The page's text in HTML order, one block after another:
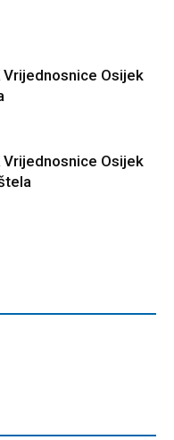
Vrijednosnice Osijek
Vrijednosnice Osijek